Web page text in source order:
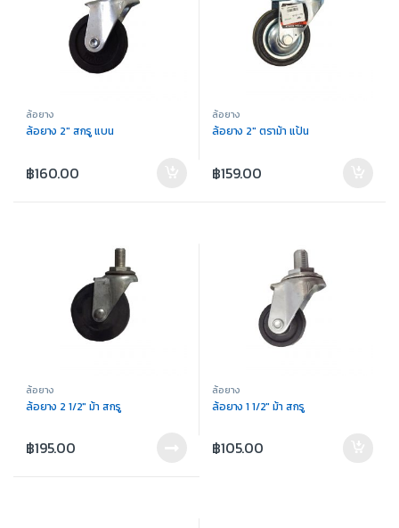
ล้อยาง
ล้อยาง 2″ สกรู แบน
฿160.00
ล้อยาง
ล้อยาง 2″ ตราม้า แป้น
฿159.00
ล้อยาง
ล้อยาง 2 1/2″ ม้า สกรู
฿195.00
ล้อยาง
ล้อยาง 1 1/2″ ม้า สกรู
฿105.00